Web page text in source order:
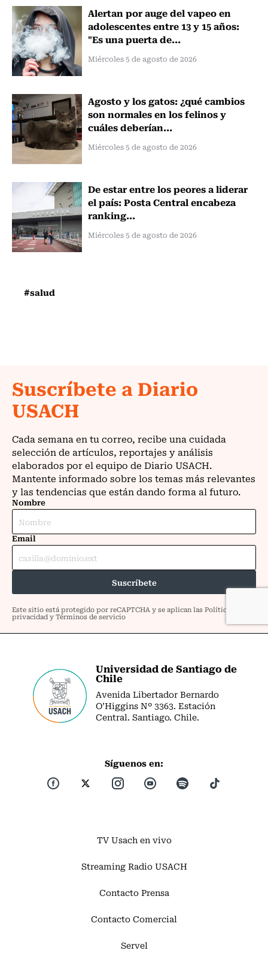
Alertan por auge del vapeo en
adolescentes entre 13 y 15 años:
"Es una puerta de...
Miércoles 5 de agosto de 2026
Agosto y los gatos: ¿qué cambios
son normales en los felinos y
cuáles deberían...
Miércoles 5 de agosto de 2026
De estar entre los peores a liderar
el país: Posta Central encabeza
ranking...
Miércoles 5 de agosto de 2026
#salud
Universidad de Santiago de
Chile
Avenida Libertador Bernardo
O’Higgins Nº 3363. Estación
Central. Santiago. Chile.
Síguenos en:
TV Usach en vivo
Streaming Radio USACH
Contacto Prensa
Contacto Comercial
Servel